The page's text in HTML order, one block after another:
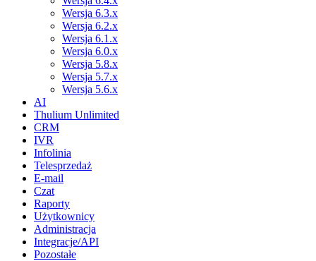
Wersja 6.3.x
Wersja 6.2.x
Wersja 6.1.x
Wersja 6.0.x
Wersja 5.8.x
Wersja 5.7.x
Wersja 5.6.x
AI
Thulium Unlimited
CRM
IVR
Infolinia
Telesprzedaż
E-mail
Czat
Raporty
Użytkownicy
Administracja
Integracje/API
Pozostałe